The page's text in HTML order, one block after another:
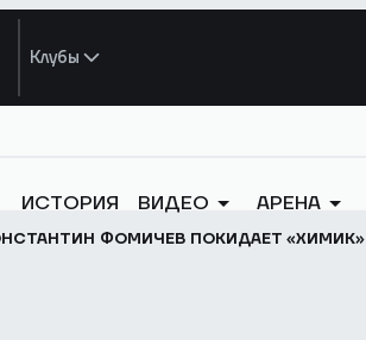
Клубы
ИСТОРИЯ ВИДЕО АРЕНА
ФОМИЧЕВ ПОКИДАЕТ «ХИМИК»